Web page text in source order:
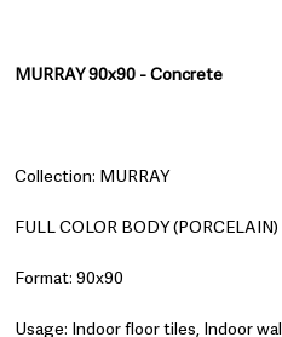
MURRAY 90x90 - Concrete
Collection: MURRAY
FULL COLOR BODY (PORCELAIN)
Format: 90x90
Usage: Indoor floor tiles, Indoor